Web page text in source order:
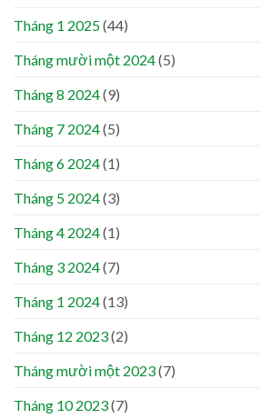
Tháng 1 2025(44)
Tháng mười một 2024(5)
Tháng 8 2024(9)
Tháng 7 2024(5)
Tháng 6 2024(1)
Tháng 5 2024(3)
Tháng 4 2024(1)
Tháng 3 2024(7)
Tháng 1 2024(13)
Tháng 12 2023(2)
Tháng mười một 2023(7)
Tháng 10 2023(7)